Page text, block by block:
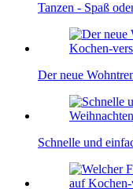
Tanzen - Spaß
Der neue
Schnelle und